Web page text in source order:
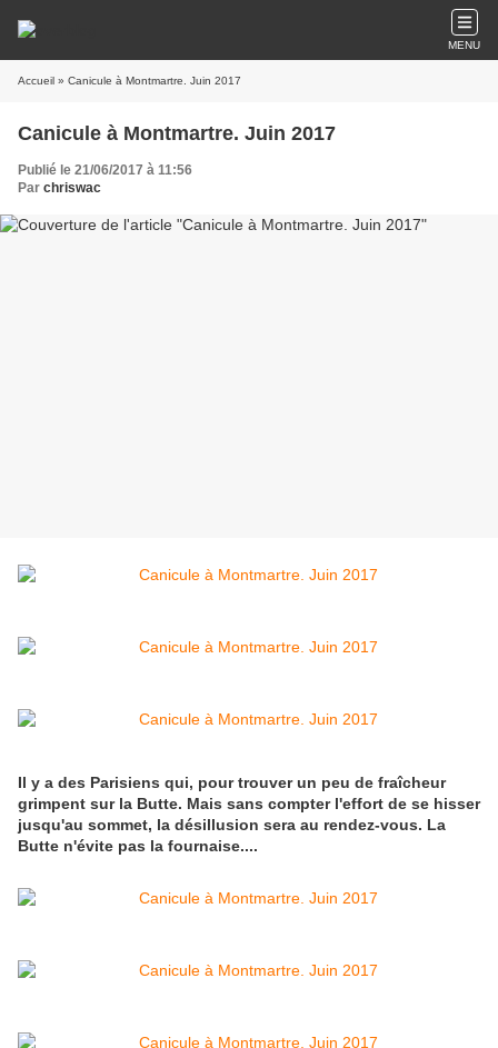
MENU
Accueil » Canicule à Montmartre. Juin 2017
Canicule à Montmartre. Juin 2017
Publié le 21/06/2017 à 11:56
Par chriswac
Il y a des Parisiens qui, pour trouver un peu de fraîcheur
grimpent sur la Butte. Mais sans compter l'effort de se hisser
jusqu'au sommet, la désillusion sera au rendez-vous. La
Butte n'évite pas la fournaise....